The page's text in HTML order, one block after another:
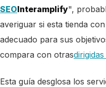
SEOInteramplify",
averiguar si esta tienda
adecuado para sus
compara con otras
Esta guía desglosa los